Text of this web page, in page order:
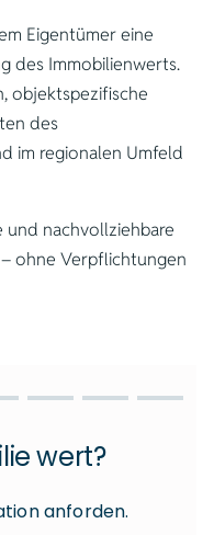
Eigentümer eine
des Immobilienwerts.
objektspezifische
des
im regionalen Umfeld
und nachvollziehbare
ohne Verpflichtungen